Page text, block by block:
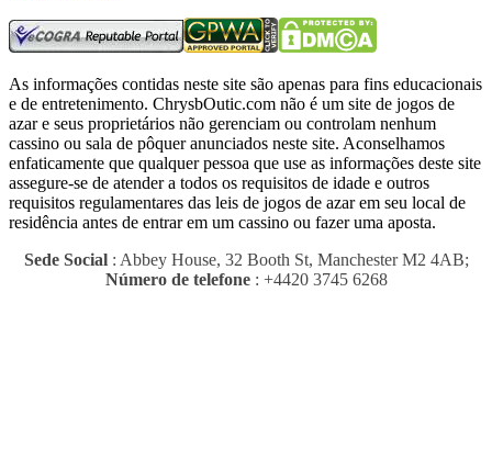
As informações contidas neste site são apenas para fins educacionais
e de entretenimento. ChrysbOutic.com não é um site de jogos de
azar e seus proprietários não gerenciam ou controlam nenhum
cassino ou sala de pôquer anunciados neste site. Aconselhamos
enfaticamente que qualquer pessoa que use as informações deste site
assegure-se de atender a todos os requisitos de idade e outros
requisitos regulamentares das leis de jogos de azar em seu local de
residência antes de entrar em um cassino ou fazer uma aposta.
Sede Social: Abbey House, 32 Booth St, Manchester M2 4AB;
Número de telefone: +4420 3745 6268